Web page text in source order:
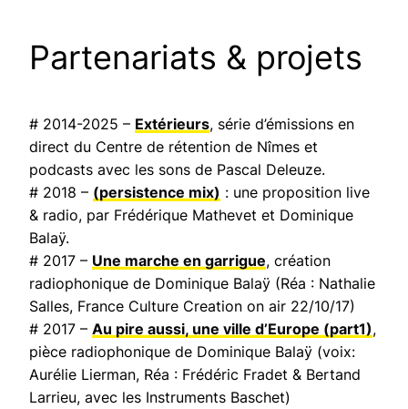
Partenariats & projets
# 2014-2025 – Extérieurs, série d’émissions en
direct du Centre de rétention de Nîmes et
podcasts avec les sons de Pascal Deleuze.
# 2018 – (persistence mix) : une proposition live
& radio, par Frédérique Mathevet et Dominique
Balaÿ.
# 2017 – Une marche en garrigue, création
radiophonique de Dominique Balaÿ (Réa : Nathalie
Salles, France Culture Creation on air 22/10/17)
# 2017 – Au pire aussi, une ville d’Europe (part1),
pièce radiophonique de Dominique Balaÿ (voix:
Aurélie Lierman, Réa : Frédéric Fradet & Bertand
Larrieu, avec les Instruments Baschet)